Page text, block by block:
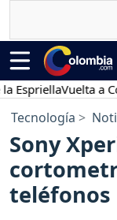
Vuelta a
Tecnología
Sony